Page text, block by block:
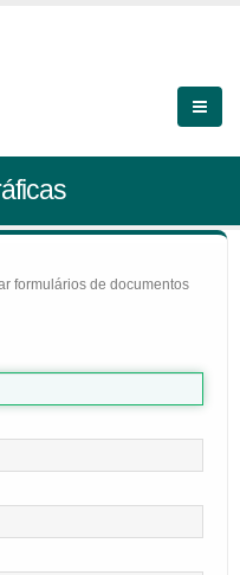
formulários de documentos